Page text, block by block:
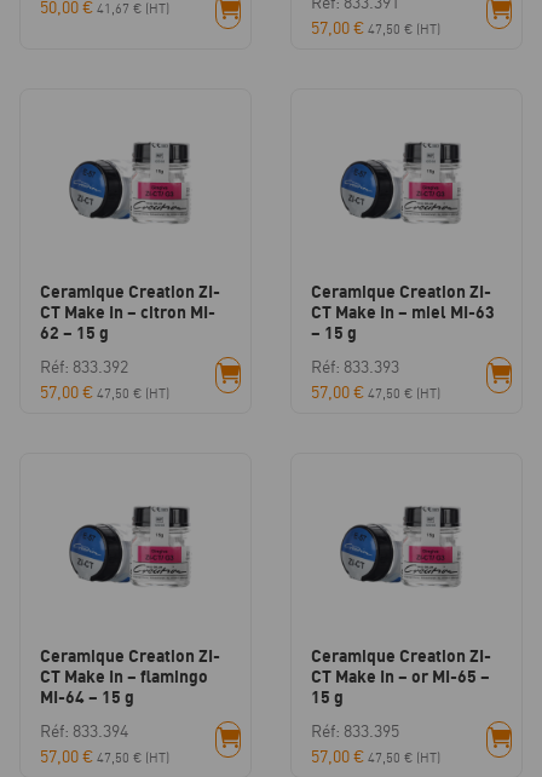
50,00€ 41,67 € (HT)
57,00€ 47,50 € (HT)
Ceramique Creation ZI-
CT Make In – citron MI-
62 – 15 g
Réf: 833.392
57,00€ 47,50 € (HT)
Ceramique Creation ZI-
CT Make In – miel MI-63
– 15 g
Réf: 833.393
57,00€ 47,50 € (HT)
Ceramique Creation ZI-
CT Make In – flamingo
MI-64 – 15 g
Réf: 833.394
57,00€ 47,50 € (HT)
Ceramique Creation ZI-
CT Make In – or MI-65 –
15 g
Réf: 833.395
57,00€ 47,50 € (HT)